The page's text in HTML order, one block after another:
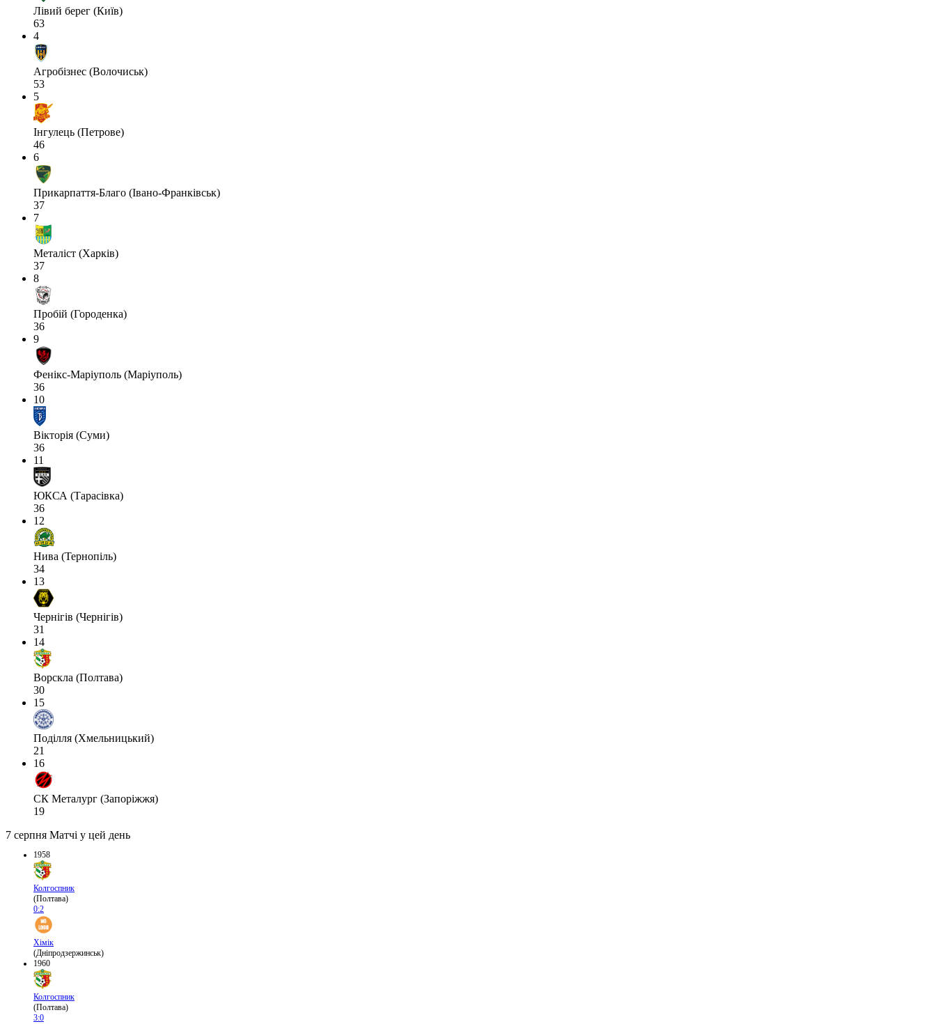
Лівий берег (Київ)
63
4
Агробізнес (Волочиськ)
53
5
Інгулець (Петрове)
46
6
Прикарпаття-Благо (Івано-Франківськ)
37
7
Металіст (Харків)
37
8
Пробій (Городенка)
36
9
Фенікс-Маріуполь (Маріуполь)
36
10
Вікторія (Суми)
36
11
ЮКСА (Тарасівка)
36
12
Нива (Тернопіль)
34
13
Чернігів (Чернігів)
31
14
Ворскла (Полтава)
30
15
Поділля (Хмельницький)
21
16
СК Металург (Запоріжжя)
19
7 серпня Матчі у цей день
1958
Колгоспник
(Полтава)
0:2
Хімік
(Дніпродзержинськ)
1960
Колгоспник
(Полтава)
3:0